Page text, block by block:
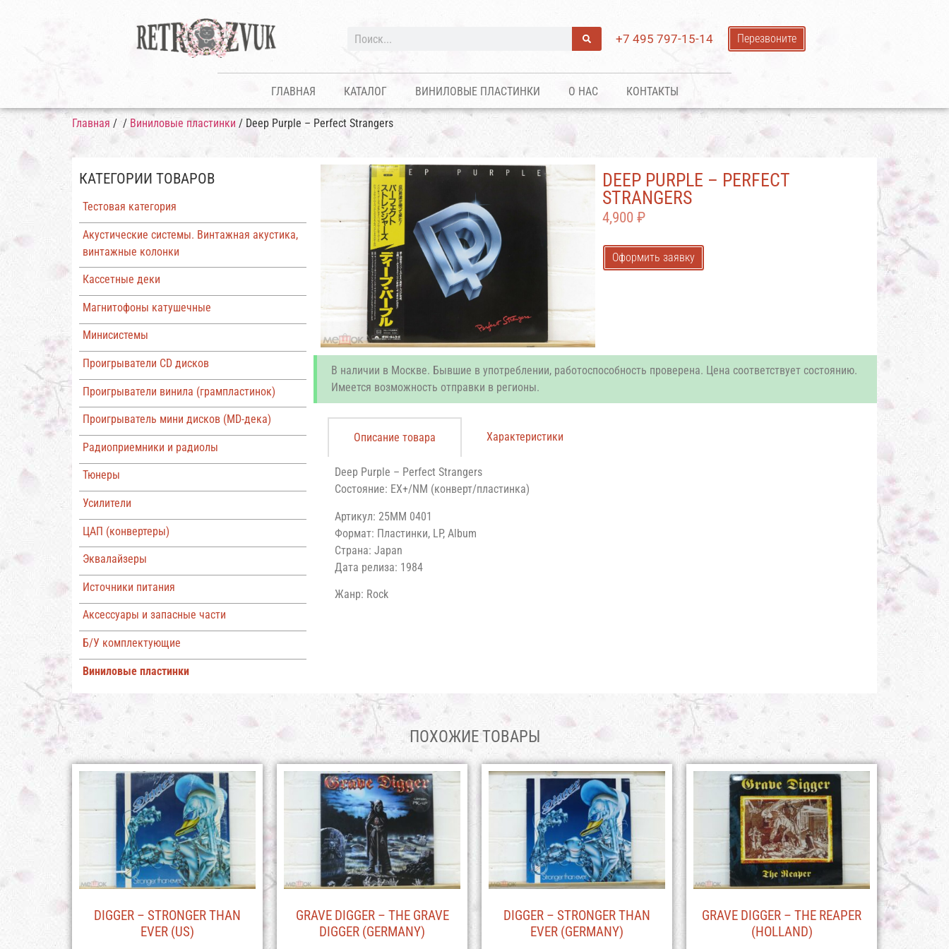
+7 495 797-15-14 Перезвоните
ГЛАВНАЯ КАТАЛОГ ВИНИЛОВЫЕ ПЛАСТИНКИ О НАС КОНТАКТЫ
Главная / / Виниловые пластинки / Deep Purple – Perfect Strangers
КАТЕГОРИИ ТОВАРОВ
Тестовая категория
Акустические системы. Винтажная акустика,
винтажные колонки
Кассетные деки
Магнитофоны катушечные
Минисистемы
Проигрыватели CD дисков
Проигрыватели винила (грампластинок)
Проигрыватель мини дисков (MD-дека)
Радиоприемники и радиолы
Тюнеры
Усилители
ЦАП (конвертеры)
Эквалайзеры
Источники питания
Аксессуары и запасные части
Б/У комплектующие
Виниловые пластинки
DEEP PURPLE – PERFECT
STRANGERS
4,900 ₽
Оформить заявку
В наличии в Москве. Бывшие в употреблении, работоспособность проверена. Цена соответствует состоянию.
Имеется возможность отправки в регионы.
Описание товара Характеристики
Deep Purple – Perfect Strangers
Состояние: EX+/NM (конверт/пластинка)
Артикул: 25MM 0401
Формат: Пластинки, LP, Album
Страна: Japan
Дата релиза: 1984
Жанр: Rock
ПОХОЖИЕ ТОВАРЫ
DIGGER – STRONGER THAN
EVER (US)
GRAVE DIGGER – THE GRAVE
DIGGER (GERMANY)
DIGGER – STRONGER THAN
EVER (GERMANY)
GRAVE DIGGER – THE REAPER
(HOLLAND)